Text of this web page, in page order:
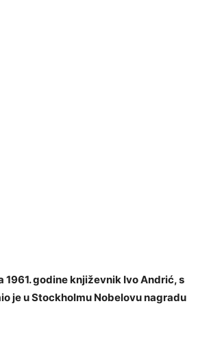
godine književnik Ivo Andrić, s
je u Stockholmu Nobelovu nagradu